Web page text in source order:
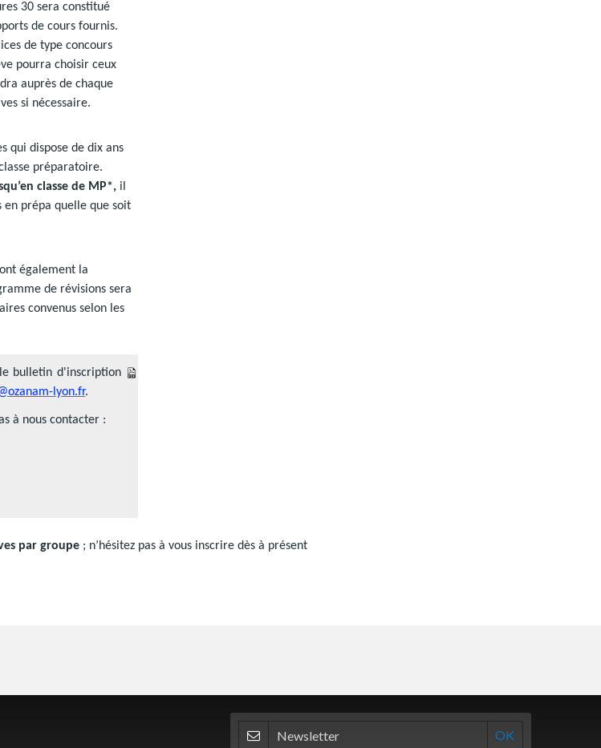
30 sera constitué
de cours fournis.
de type concours
pourra choisir ceux
auprès de chaque
si nécessaire.
qui dispose de dix ans
préparatoire.
classe de MP*, il
en prépa quelle que soit
également la
de révisions sera
convenus selon les
bulletin d'inscription
lyon.fr.
à nous contacter :
par groupe ; n’hésitez pas à vous inscrire dès à présent